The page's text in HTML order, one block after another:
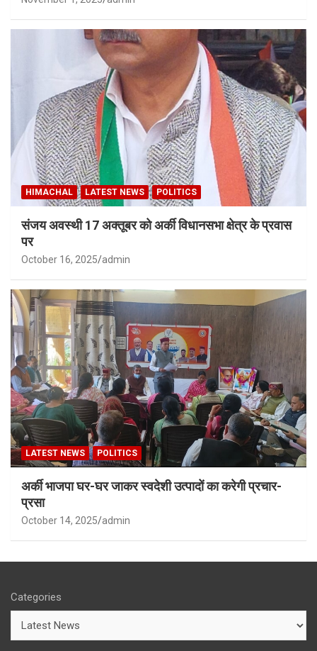
HIMACHAL LATEST NEWS POLITICS
संजय अवस्थी 17 अक्तूबर को अर्की विधानसभा क्षेत्र के प्रवास
पर
October 16, 2025 admin
LATEST NEWS POLITICS
अर्की भाजपा घर-घर जाकर स्वदेशी उत्पादों का करेगी प्रचार-
प्रसा
October 14, 2025 admin
Categories